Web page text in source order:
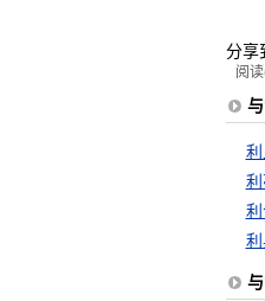
分享
阅
利